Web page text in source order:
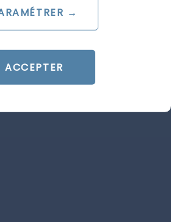
un membre de
vos campagnes vidéos.
→
ACCEPTER